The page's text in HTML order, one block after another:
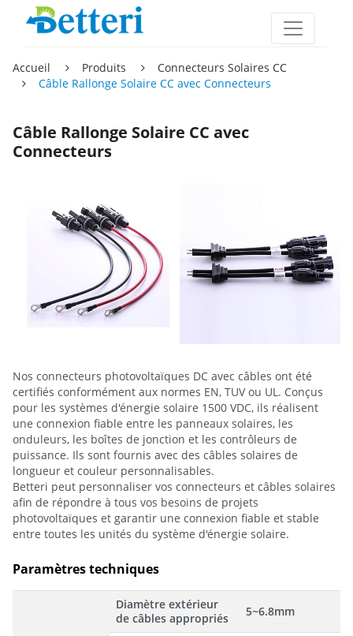
Accueil Produits
Connecteurs Solaires CC
Câble Rallonge Solaire CC avec Connecteurs
Câble Rallonge Solaire CC avec
Connecteurs
Nos connecteurs photovoltaïques DC avec câbles ont été
certifiés conformément aux normes EN, TUV ou UL. Conçus
pour les systèmes d'énergie solaire 1500 VDC, ils réalisent
une connexion fiable entre les panneaux solaires, les
onduleurs, les boîtes de jonction et les contrôleurs de
puissance. Ils sont fournis avec des câbles solaires de
longueur et couleur personnalisables.
Betteri peut personnaliser vos connecteurs et câbles solaires
afin de répondre à tous vos besoins de projets
photovoltaïques et garantir une connexion fiable et stable
entre toutes les unités du système d'énergie solaire.
Paramètres techniques
Diamètre extérieur
de câbles appropriés
5~6.8mm